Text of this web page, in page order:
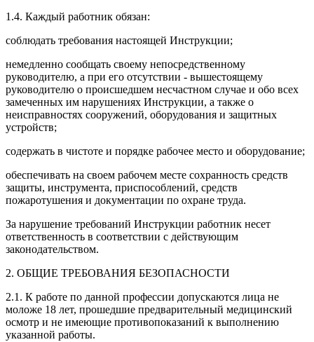
1.4. Каждый работник обязан:
соблюдать требования настоящей Инструкции;
немедленно сообщать своему непосредственному
руководителю, а при его отсутствии - вышестоящему
руководителю о происшедшем несчастном случае и обо всех
замеченных им нарушениях Инструкции, а также о
неисправностях сооружений, оборудования и защитных
устройств;
содержать в чистоте и порядке рабочее место и оборудование;
обеспечивать на своем рабочем месте сохранность средств
защиты, инструмента, приспособлений, средств
пожаротушения и документации по охране труда.
За нарушение требований Инструкции работник несет
ответственность в соответствии с действующим
законодательством.
2. ОБЩИЕ ТРЕБОВАНИЯ БЕЗОПАСНОСТИ
2.1. К работе по данной профессии допускаются лица не
моложе 18 лет, прошедшие предварительный медицинский
осмотр и не имеющие противопоказаний к выполнению
указанной работы.